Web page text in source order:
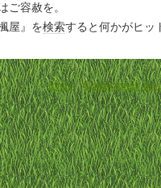
ご容赦を。
屋』を検索すると何かがヒッ
Inicio-Condiciones de